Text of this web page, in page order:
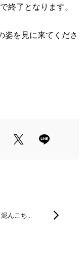
終了となります。
姿を見に来てくださ
泥んこち…